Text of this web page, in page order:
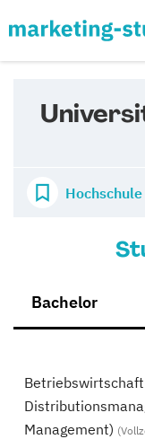
Bachelor
Management)